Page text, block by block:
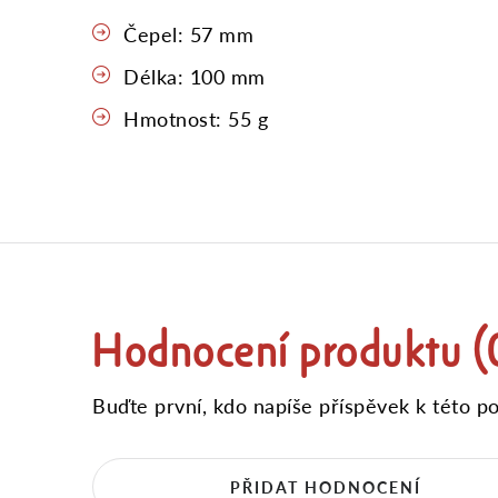
Čepel: 57 mm
Délka: 100 mm
Hmotnost: 55 g
Hodnocení produktu
Buďte první, kdo napíše příspěvek k této
PŘIDAT HODNOCENÍ